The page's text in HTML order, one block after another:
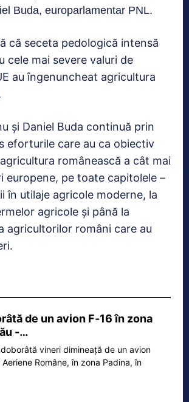
Buda, europarlamentar PNL.
că seceta pedologică intensă
cele mai severe valuri de
au îngenuncheat agricultura
și Daniel Buda continuă prin
eforturile care au ca obiectiv
românească a cât mai
europene, pe toate capitolele –
în utilaje agricole moderne, la
agricole și până la
agricultorilor români care au
de un avion F‑16 în zona
-…
vineri dimineață de un avion
Aeriene Române, în zona Padina, în